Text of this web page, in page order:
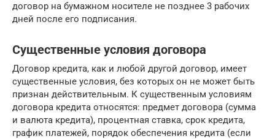
договор на бумажном носителе не позднее 3 рабочих
дней после его подписания.
Существенные условия договора
Договор кредита, как и любой другой договор, имеет
существенные условия, без которых он не может быть
признан действительным. К существенным условиям
договора кредита относятся: предмет договора (сумма
и валюта кредита), процентная ставка, срок кредита,
график платежей, порядок обеспечения кредита (если